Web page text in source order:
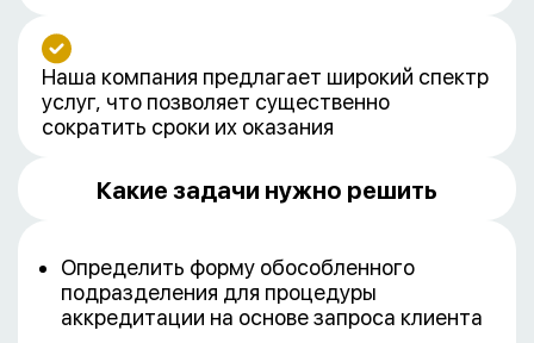
Наша компания предлагает широкий спектр
услуг, что позволяет существенно
сократить сроки их оказания
Какие задачи нужно решить
Определить форму обособленного
подразделения для процедуры
аккредитации на основе запроса клиента